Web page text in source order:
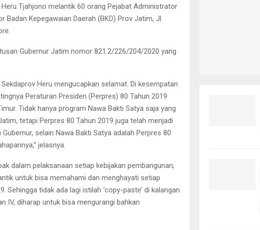
Tjahjono melantik 60 orang Pejabat Administrator
Kepegawaian Daerah (BKD) Prov Jatim, Jl
Gubernur Jatim nomor 821.2/226/204/2020 yang
Heru mengucapkan selamat. Di kesempatan
Peraturan Presiden (Perpres) 80 Tahun 2019
Tidak hanya program Nawa Bakti Satya saja yang
tetapi Perpres 80 Tahun 2019 juga telah menjadi
selain Nawa Bakti Satya adalah Perpres 80
jelasnya.
dalam pelaksanaan setiap kebijakan pembangunan,
untuk bisa memahami dan menghayati setiap
tidak ada lagi istilah ‘copy-paste’ di kalangan
IV, diharap untuk bisa mengurangi bahkan